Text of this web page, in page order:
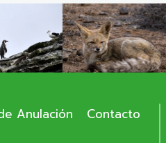
Anulación
Contacto